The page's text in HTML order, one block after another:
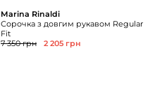
Marina Rinaldi
Сорочка з довгим рукавом Regular
Fit
7 350 грн
2 205 грн